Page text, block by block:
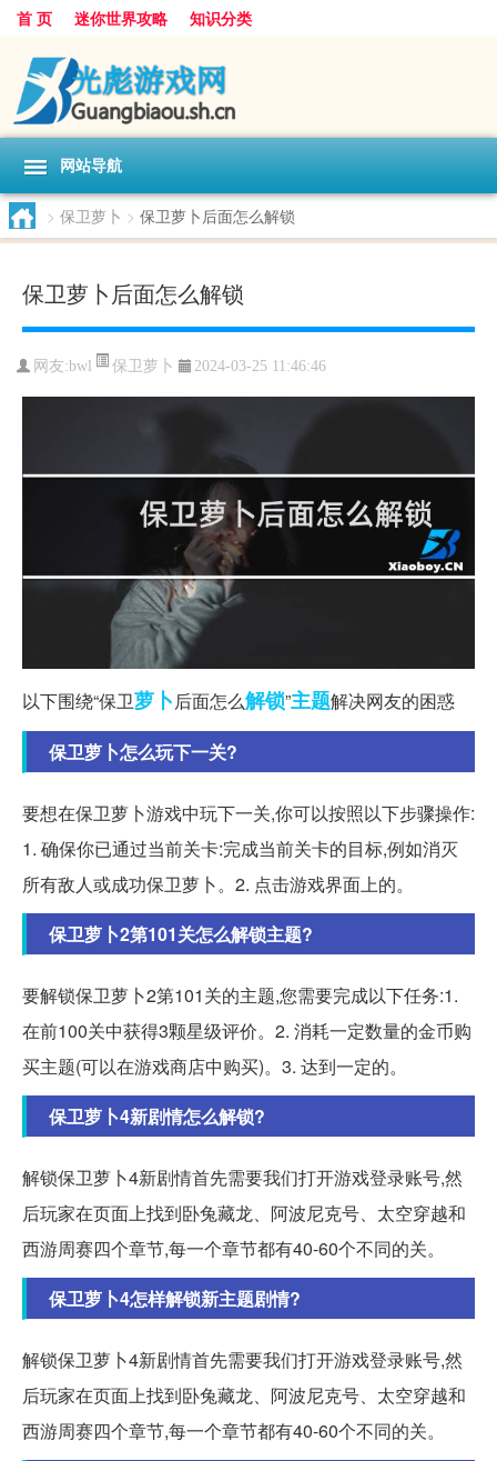
首 页 迷你世界攻略 知识分类
网站导航
> 保卫萝卜 > 保卫萝卜后面怎么解锁
保卫萝卜后面怎么解锁
网友:bwl 保卫萝卜 2024-03-25 11:46:46
以下围绕“保卫萝卜后面怎么解锁”主题解决网友的困惑
保卫萝卜怎么玩下一关?
要想在保卫萝卜游戏中玩下一关,你可以按照以下步骤操作:
1. 确保你已通过当前关卡:完成当前关卡的目标,例如消灭
所有敌人或成功保卫萝卜。2. 点击游戏界面上的。
保卫萝卜2第101关怎么解锁主题?
要解锁保卫萝卜2第101关的主题,您需要完成以下任务:1.
在前100关中获得3颗星级评价。2. 消耗一定数量的金币购
买主题(可以在游戏商店中购买)。3. 达到一定的。
保卫萝卜4新剧情怎么解锁?
解锁保卫萝卜4新剧情首先需要我们打开游戏登录账号,然
后玩家在页面上找到卧兔藏龙、阿波尼克号、太空穿越和
西游周赛四个章节,每一个章节都有40-60个不同的关。
保卫萝卜4怎样解锁新主题剧情?
解锁保卫萝卜4新剧情首先需要我们打开游戏登录账号,然
后玩家在页面上找到卧兔藏龙、阿波尼克号、太空穿越和
西游周赛四个章节,每一个章节都有40-60个不同的关。